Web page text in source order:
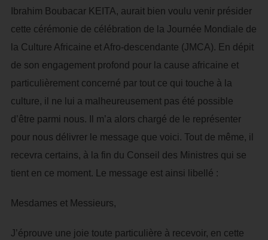
Ibrahim Boubacar KEITA, aurait bien voulu venir présider
cette cérémonie de célébration de la Journée Mondiale de
la Culture Africaine et Afro-descendante (JMCA). En dépit
de son engagement profond pour la cause africaine et
particulièrement concerné par tout ce qui touche à la
culture, il ne lui a malheureusement pas été possible
d’être parmi nous. Il m’a alors chargé de le représenter
pour nous délivrer le message que voici. Tout de même, il
recevra certains, à la fin du Conseil des Ministres qui se
tient en ce moment. Le message est ainsi libellé :
Mesdames et Messieurs,
J’éprouve une joie toute particulière à recevoir, en cette